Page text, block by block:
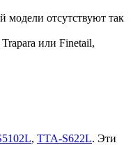
модели отсутствуют так
или Finetail,
, TTA-S622L. Эти